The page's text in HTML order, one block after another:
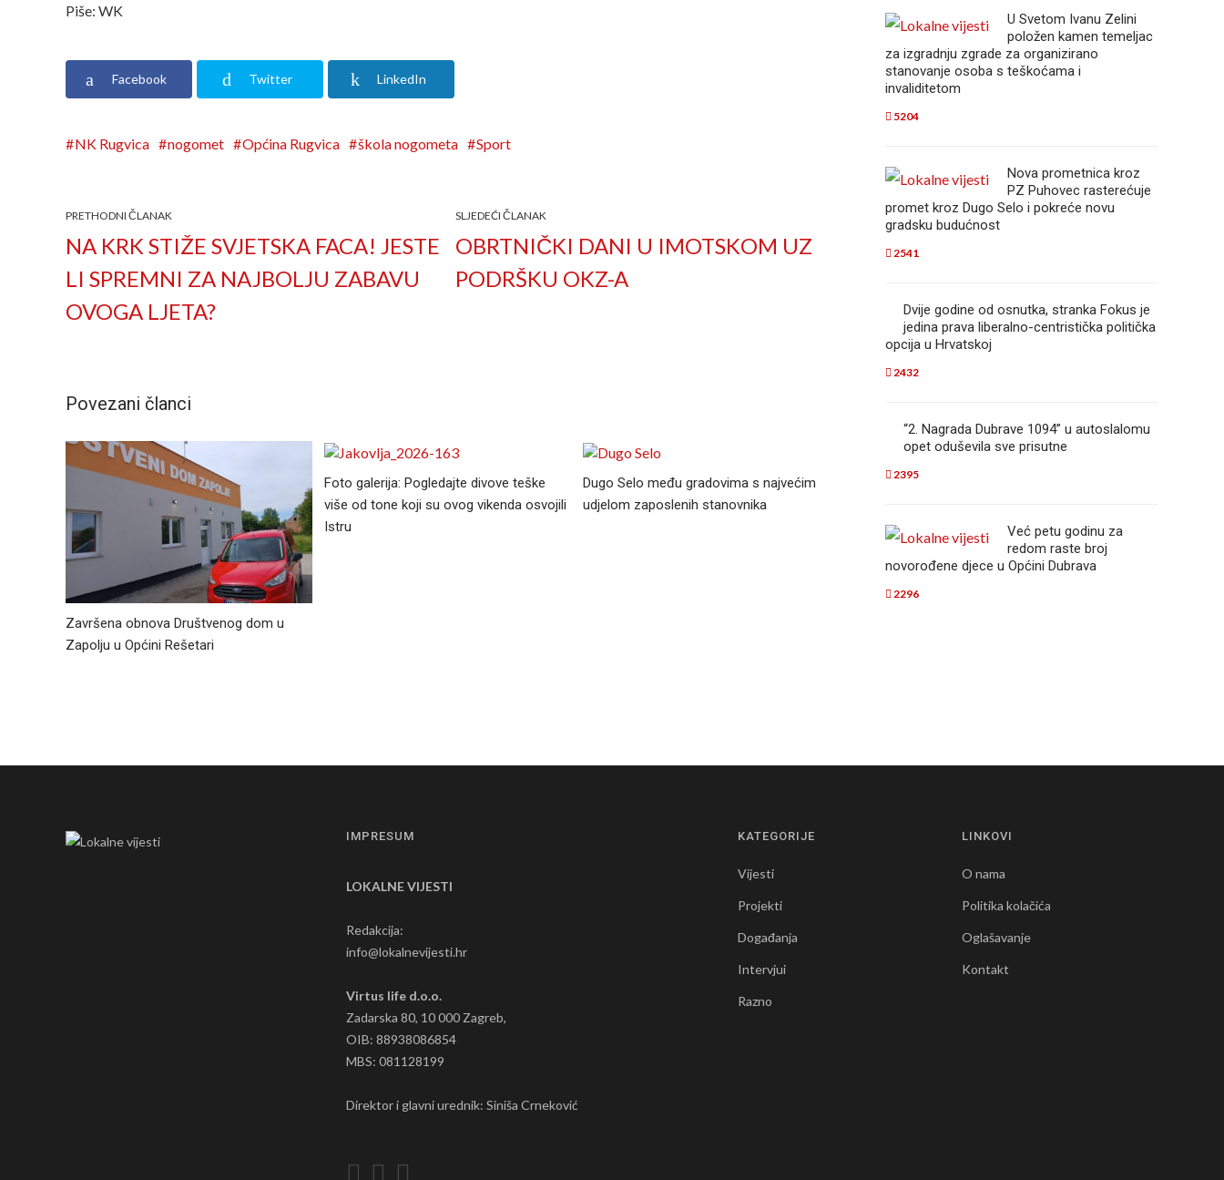
Piše: WK
Facebook Twitter LinkedIn
NK Rugvica nogomet Općina Rugvica škola nogometa Sport
PRETHODNI ČLANAK
NA KRK STIŽE SVJETSKA FACA! JESTE
LI SPREMNI ZA NAJBOLJU ZABAVU
OVOGA LJETA?
SLJEDEĆI ČLANAK
OBRTNIČKI DANI U IMOTSKOM UZ
PODRŠKU OKZ-A
Povezani članci
Završena obnova Društvenog dom u
Zapolju u Općini Rešetari
Foto galerija: Pogledajte divove teške
više od tone koji su ovog vikenda osvojili
Istru
Dugo Selo među gradovima s najvećim
udjelom zaposlenih stanovnika
U Svetom Ivanu Zelini
položen kamen temeljac
za izgradnju zgrade za organizirano
stanovanje osoba s teškoćama i
invaliditetom
5204
Nova prometnica kroz
PZ Puhovec rasterećuje
promet kroz Dugo Selo i pokreće novu
gradsku budućnost
2541
Dvije godine od osnutka, stranka Fokus je
jedina prava liberalno-centristička politička
opcija u Hrvatskoj
2432
“2. Nagrada Dubrave 1094” u autoslalomu
opet oduševila sve prisutne
2395
Već petu godinu za
redom raste broj
novorođene djece u Općini Dubrava
2296
IMPRESUM
LOKALNE VIJESTI
Redakcija:
info@lokalnevijesti.hr
Virtus life d.o.o.
Zadarska 80, 10 000 Zagreb,
OIB: 88938086854
MBS: 081128199
Direktor i glavni urednik: Siniša Crneković
KATEGORIJE
Vijesti
Projekti
Događanja
Intervjui
Razno
LINKOVI
O nama
Politika kolačića
Oglašavanje
Kontakt